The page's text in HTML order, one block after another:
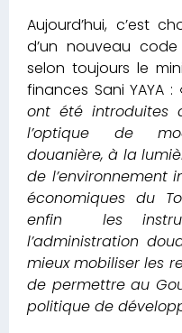
Aujourd’hui, c’est
d’un nouveau
selon toujours le
finances Sani YAYA :
ont été introduites
l’optique de
douanière, à la
de l’environnement
économiques du
enfin les
l’administration
mieux mobiliser les
de permettre au
politique de